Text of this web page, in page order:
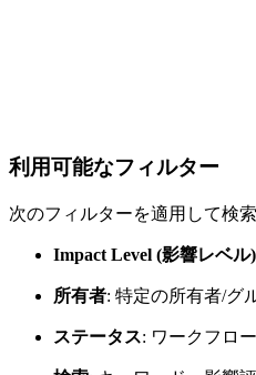
利用可能なフィルター
次のフィルターを適用して検
Impact Level (影響レベル)
所有者: 特定の所有者/グ
ステータス: ワークフロ